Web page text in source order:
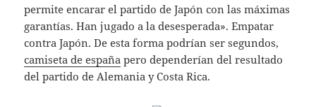
permite encarar el partido de Japón con las máximas
garantías. Han jugado a la desesperada». Empatar
contra Japón. De esta forma podrían ser segundos,
camiseta de españa pero dependerían del resultado
del partido de Alemania y Costa Rica.